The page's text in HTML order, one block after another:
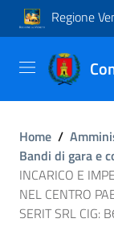
Regione
Home /
Bandi di gara e
INCARICO E
NEL CENTRO
SERIT SRL CIG: